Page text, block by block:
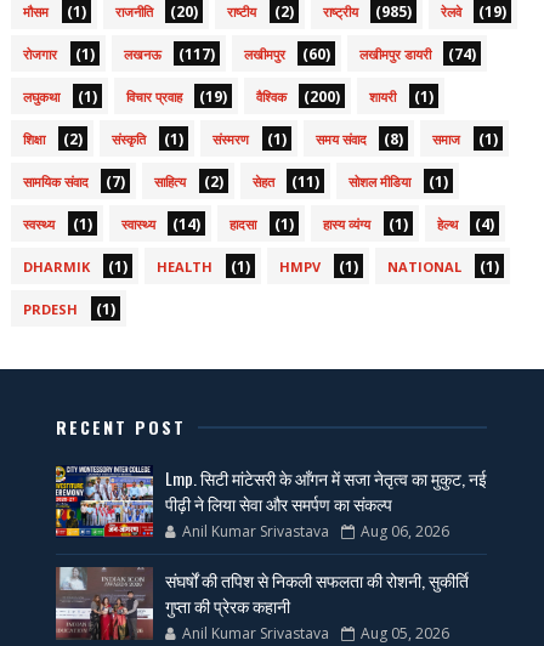
मौसम (1) राजनीति (20) राष्टीय (2) राष्ट्रीय (985) रेलवे (19)
रोजगार (1) लखनऊ (117) लखीमपुर (60) लखीमपुर डायरी (74)
लघुकथा (1) विचार प्रवाह (19) वैश्विक (200) शायरी (1)
शिक्षा (2) संस्कृति (1) संस्मरण (1) समय संवाद (8) समाज (1)
सामयिक संवाद (7) साहित्य (2) सेहत (11) सोशल मीडिया (1)
स्वस्थ्य (1) स्वास्थ्य (14) हादसा (1) हास्य व्यंग्य (1) हेल्थ (4)
DHARMIK (1) HEALTH (1) HMPV (1) NATIONAL (1)
PRDESH (1)
RECENT POST
Lmp. सिटी मांटेसरी के आँगन में सजा नेतृत्व का मुकुट, नई
पीढ़ी ने लिया सेवा और समर्पण का संकल्प
Anil Kumar Srivastava Aug 06, 2026
संघर्षों की तपिश से निकली सफलता की रोशनी, सुकीर्ति
गुप्ता की प्रेरक कहानी
Anil Kumar Srivastava Aug 05, 2026